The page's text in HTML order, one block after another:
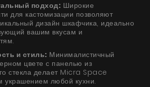
подход: Широкие
для кастомизации позволяют
дизайн шкафчика, идеально
вашим вкусам и
и стиль: Минималистичный
цвете с панелью из
стекла делает Micra Space
украшением любой кухни.